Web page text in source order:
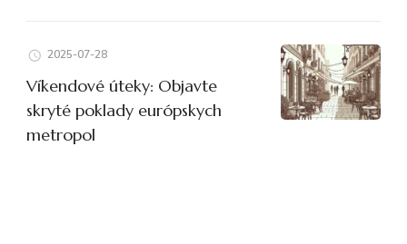
2025-07-28
Víkendové úteky: Objavte
skryté poklady európskych
metropol